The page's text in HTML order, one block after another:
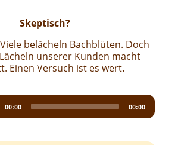
Skeptisch?
belächeln Bachblüten. Doch
unserer Kunden macht
Einen Versuch ist es wert.
Player
Current
00:00
Total
duration
00:00